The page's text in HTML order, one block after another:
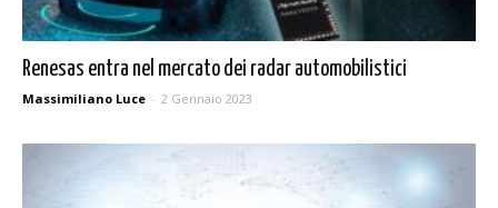
Renesas entra nel mercato dei radar automobilistici
Massimiliano Luce - 2 Gennaio 2023